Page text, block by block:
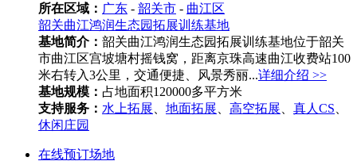
所在区域： 广东 - 韶关市 - 曲江区
韶关曲江鸿润生态园拓展训练基地
基地简介： 韶关曲江鸿润生态园拓展训练基地位于韶关
市曲江区宫坡塘村摇钱窝，距离京珠高速曲江收费站100
米右转入3公里，交通便捷、风景秀丽...详细介绍 >>
基地规模： 占地面积120000多平方米
支持服务： 水上拓展 地面拓展 高空拓展 真人CS
休闲庄园
在线预订场地